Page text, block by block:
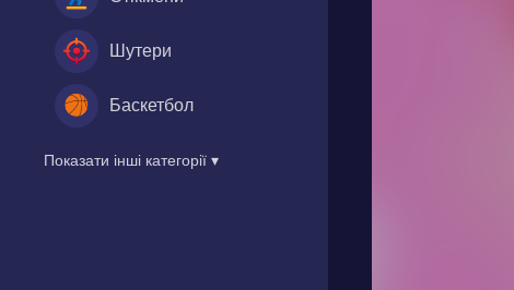
Шутери
Баскетбол
Показати інші категорії ▾